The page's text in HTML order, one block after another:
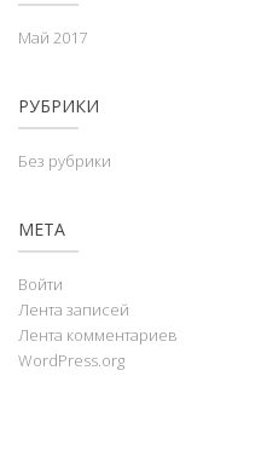
Май 2017
РУБРИКИ
Без рубрики
МЕТА
Войти
Лента записей
Лента комментариев
WordPress.org